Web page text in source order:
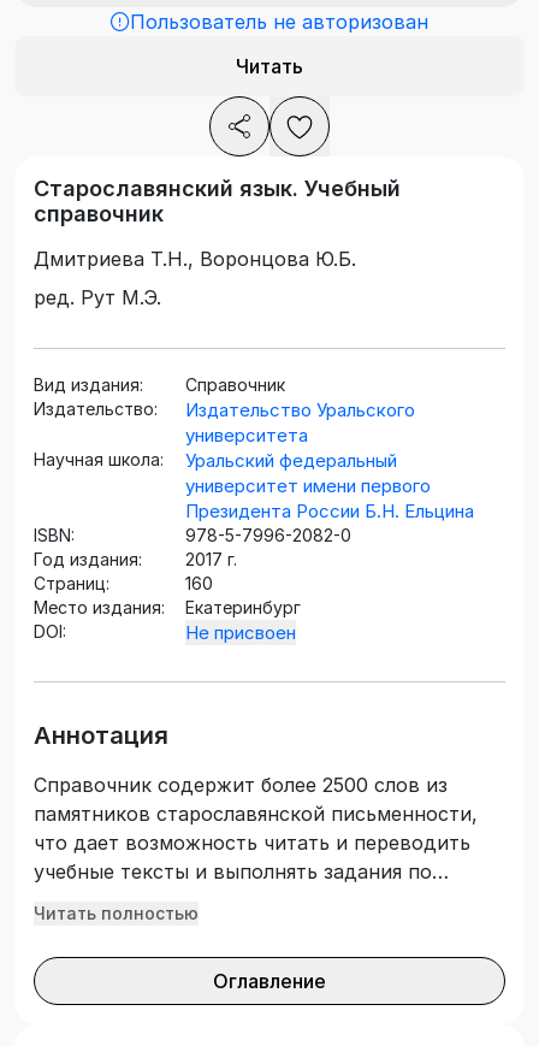
Пользователь не авторизован
Читать
Старославянский язык. Учебный
справочник
Дмитриева Т.Н., Воронцова Ю.Б.
ред. Рут М.Э.
Вид издания:
Справочник
Издательство:
Издательство Уральского
университета
Научная школа:
Уральский федеральный
университет имени первого
Президента России Б.Н. Ельцина
ISBN:
978-5-7996-2082-0
Год издания:
2017 г.
Страниц:
160
Место издания:
Екатеринбург
DOI:
Не присвоен
Аннотация
Справочник содержит более 2500 слов из
памятников старославянской письменности,
что дает возможность читать и переводить
учебные тексты и выполнять задания по
фонетике, морфологии, лексике, синтаксису
краткий список картин западноевропейских и
русских художников на евангельские сюжеты,
Читать полностью
Оглавление